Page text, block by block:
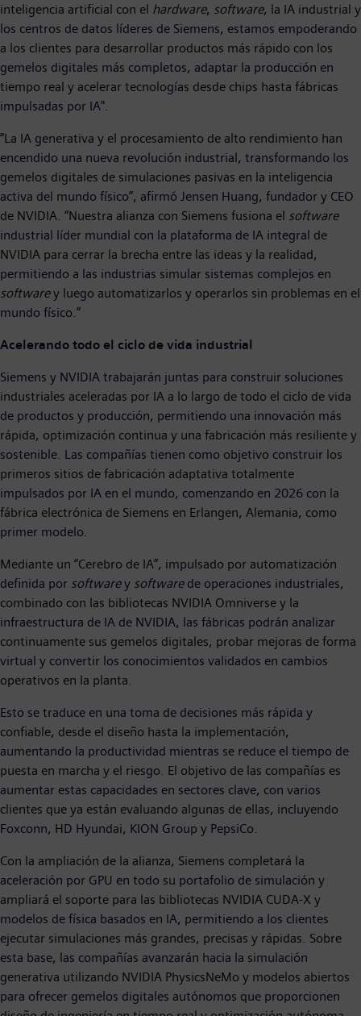
inteligencia artificial con el hardware, software, la IA industrial y
los centros de datos líderes de Siemens, estamos empoderando
a los clientes para desarrollar productos más rápido con los
gemelos digitales más completos, adaptar la producción en
tiempo real y acelerar tecnologías desde chips hasta fábricas
impulsadas por IA".
“La IA generativa y el procesamiento de alto rendimiento han
encendido una nueva revolución industrial, transformando los
gemelos digitales de simulaciones pasivas en la inteligencia
activa del mundo físico”, afirmó Jensen Huang, fundador y CEO
de NVIDIA. “Nuestra alianza con Siemens fusiona el software
industrial líder mundial con la plataforma de IA integral de
NVIDIA para cerrar la brecha entre las ideas y la realidad,
permitiendo a las industrias simular sistemas complejos en
softwarey luego automatizarlos y operarlos sin problemas en el
mundo físico.”
Acelerando todo el ciclo de vida industrial
Siemens y NVIDIA trabajarán juntas para construir soluciones
industriales aceleradas por IA a lo largo de todo el ciclo de vida
de productos y producción, permitiendo una innovación más
rápida, optimización continua y una fabricación más resiliente y
sostenible. Las compañías tienen como objetivo construir los
primeros sitios de fabricación adaptativa totalmente
impulsados por IA en el mundo, comenzando en 2026 con la
fábrica electrónica de Siemens en Erlangen, Alemania, como
primer modelo.
Mediante un “Cerebro de IA”, impulsado por automatización
definida por softwarey softwarede operaciones industriales,
combinado con las bibliotecas NVIDIA Omniverse y la
infraestructura de IA de NVIDIA, las fábricas podrán analizar
continuamente sus gemelos digitales, probar mejoras de forma
virtual y convertir los conocimientos validados en cambios
operativos en la planta.
Esto se traduce en una toma de decisiones más rápida y
confiable, desde el diseño hasta la implementación,
aumentando la productividad mientras se reduce el tiempo de
puesta en marcha y el riesgo. El objetivo de las compañías es
aumentar estas capacidades en sectores clave, con varios
clientes que ya están evaluando algunas de ellas, incluyendo
Foxconn, HD Hyundai, KION Group y PepsiCo.
Con la ampliación de la alianza, Siemens completará la
aceleración por GPU en todo su portafolio de simulación y
ampliará el soporte para las bibliotecas NVIDIA CUDA-X y
modelos de física basados en IA, permitiendo a los clientes
ejecutar simulaciones más grandes, precisas y rápidas. Sobre
esta base, las compañías avanzarán hacia la simulación
generativa utilizando NVIDIA PhysicsNeMo y modelos abiertos
para ofrecer gemelos digitales autónomos que proporcionen